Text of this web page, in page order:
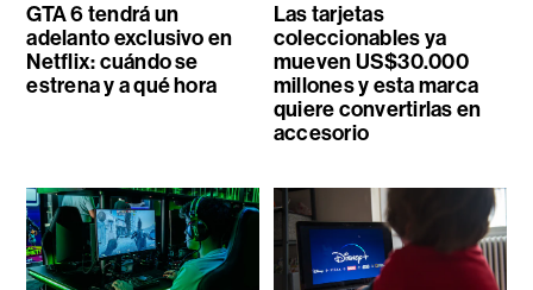
GTA 6 tendrá un
adelanto exclusivo en
Netflix: cuándo se
estrena y a qué hora
Las tarjetas
coleccionables ya
mueven US$30.000
millones y esta marca
quiere convertirlas en
accesorio